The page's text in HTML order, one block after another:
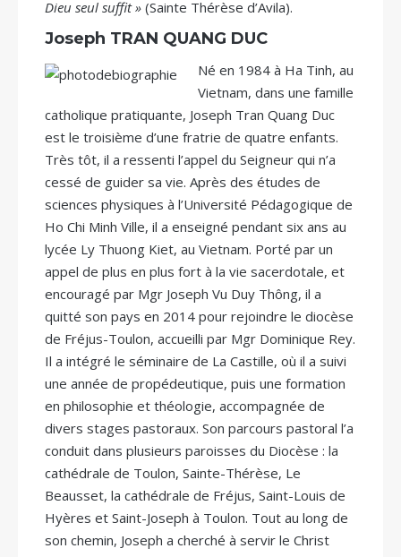
Dieu seul suffit » (Sainte Thérèse d’Avila).
Joseph TRAN QUANG DUC
Né en 1984 à Ha Tinh, au
Vietnam, dans une famille
catholique pratiquante, Joseph Tran Quang Duc
est le troisième d’une fratrie de quatre enfants.
Très tôt, il a ressenti l’appel du Seigneur qui n’a
cessé de guider sa vie. Après des études de
sciences physiques à l’Université Pédagogique de
Ho Chi Minh Ville, il a enseigné pendant six ans au
lycée Ly Thuong Kiet, au Vietnam. Porté par un
appel de plus en plus fort à la vie sacerdotale, et
encouragé par Mgr Joseph Vu Duy Thông, il a
quitté son pays en 2014 pour rejoindre le diocèse
de Fréjus-Toulon, accueilli par Mgr Dominique Rey.
Il a intégré le séminaire de La Castille, où il a suivi
une année de propédeutique, puis une formation
en philosophie et théologie, accompagnée de
divers stages pastoraux. Son parcours pastoral l’a
conduit dans plusieurs paroisses du Diocèse : la
cathédrale de Toulon, Sainte-Thérèse, Le
Beausset, la cathédrale de Fréjus, Saint-Louis de
Hyères et Saint-Joseph à Toulon. Tout au long de
son chemin, Joseph a cherché à servir le Christ